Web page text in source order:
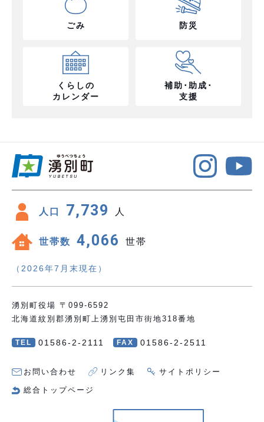
ごみ 防災
くらしの
カレンダー
補助･助成･
支援
人口 7,739 人
世帯数 4,066 世帯
（2026年7月末現在）
湧別町役場 〒099-6592
北海道紋別郡湧別町上湧別屯田市街地318番地
TEL 01586-2-2111 FAX 01586-2-2511
お問い合わせ リンク集 サイトポリシー
総合トップページ